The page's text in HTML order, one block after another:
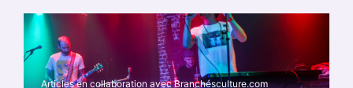
Articles en collaboration avec Branchésculture.com